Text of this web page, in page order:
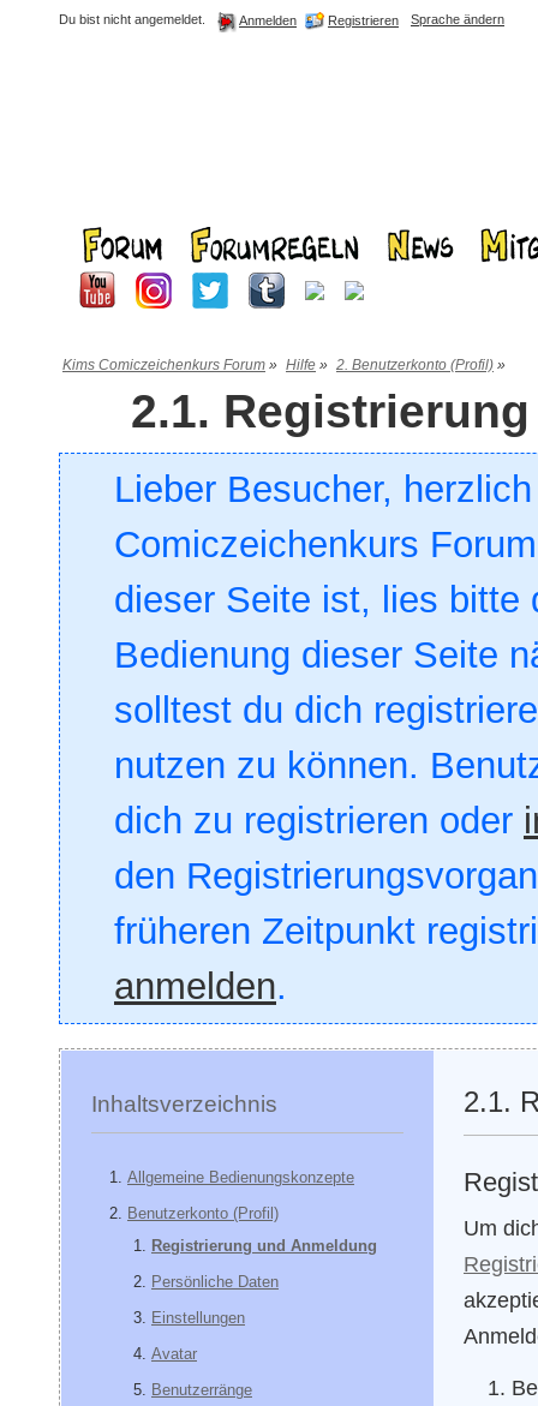
Du bist nicht angemeldet. Anmelden Registrieren Sprache ändern
Kims Comiczeichenkurs Forum » Hilfe » 2. Benutzerkonto (Profil) »
2.1.
Lieber Besucher,
Comiczeichenkurs
dieser Seite ist, lies bitte
Bedienung dieser Seite
solltest du dich
nutzen zu können.
dich zu registrieren oder
den
früheren Zeitpunkt
anmelden.
Inhaltsverzeichnis
Allgemeine Bedienungskonzepte
Benutzerkonto (Profil)
Registrierung und Anmeldung
Persönliche Daten
Einstellungen
Avatar
Benutzerränge
2.1.
Um